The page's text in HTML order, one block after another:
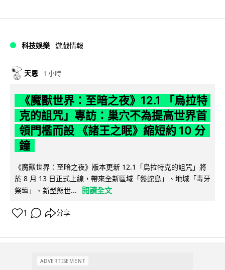
科技娛樂 遊戲情報
天恩 1 小時
《魔獸世界：至暗之夜》12.1 「烏拉特
克的詛咒」專訪：巢穴不為提高世界首
領門檻而設 《諸王之眠》縮短約 10 分
鐘
《魔獸世界：至暗之夜》版本更新 12.1「烏拉特克的詛咒」將
於 8 月 13 日正式上線，帶來全新區域「盤蛇島」、地城「毒牙
祭壇」、新型態世...
閱讀全文
1 分享
ADVERTISEMENT